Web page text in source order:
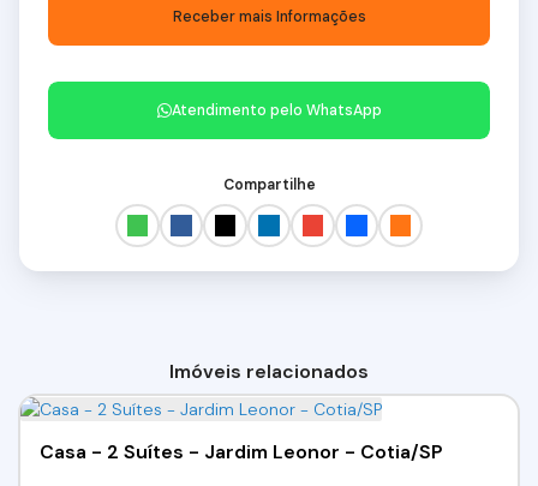
Atendimento pelo WhatsApp
Compartilhe
Imóveis relacionados
Casa - 2 Suítes - Jardim Leonor - Cotia/SP